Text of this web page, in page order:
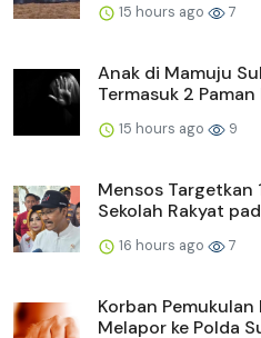
15 hours ago 7
Anak di Mamuju
Termasuk 2 Paman
15 hours ago 9
Mensos Targetkan
Sekolah Rakyat
16 hours ago 7
Korban Pemukulan
Melapor ke Polda